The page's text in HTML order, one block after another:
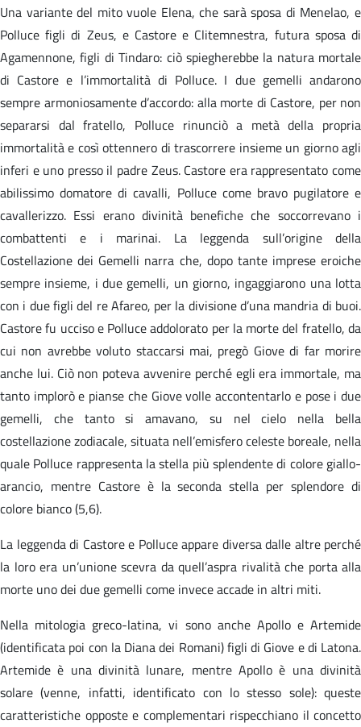
Una variante del mito vuole Elena, che sarà sposa di Menelao, e
Polluce figli di Zeus, e Castore e Clitemnestra, futura sposa di
Agamennone, figli di Tindaro: ciò spiegherebbe la natura mortale
di Castore e l’immortalità di Polluce. I due gemelli andarono
sempre armoniosamente d’accordo: alla morte di Castore, per non
separarsi dal fratello, Polluce rinunciò a metà della propria
immortalità e così ottennero di trascorrere insieme un giorno agli
inferi e uno presso il padre Zeus. Castore era rappresentato come
abilissimo domatore di cavalli, Polluce come bravo pugilatore e
cavallerizzo. Essi erano divinità benefiche che soccorrevano i
combattenti e i marinai. La leggenda sull’origine della
Costellazione dei Gemelli narra che, dopo tante imprese eroiche
sempre insieme, i due gemelli, un giorno, ingaggiarono una lotta
con i due figli del re Afareo, per la divisione d’una mandria di buoi.
Castore fu ucciso e Polluce addolorato per la morte del fratello, da
cui non avrebbe voluto staccarsi mai, pregò Giove di far morire
anche lui. Ciò non poteva avvenire perché egli era immortale, ma
tanto implorò e pianse che Giove volle accontentarlo e pose i due
gemelli, che tanto si amavano, su nel cielo nella bella
costellazione zodiacale, situata nell’emisfero celeste boreale, nella
quale Polluce rappresenta la stella più splendente di colore giallo-
arancio, mentre Castore è la seconda stella per splendore di
colore bianco (5,6).
La leggenda di Castore e Polluce appare diversa dalle altre perché
la loro era un’unione scevra da quell’aspra rivalità che porta alla
morte uno dei due gemelli come invece accade in altri miti.
Nella mitologia greco-latina, vi sono anche Apollo e Artemide
(identificata poi con la Diana dei Romani) figli di Giove e di Latona.
Artemide è una divinità lunare, mentre Apollo è una divinità
solare (venne, infatti, identificato con lo stesso sole): queste
caratteristiche opposte e complementari rispecchiano il concetto